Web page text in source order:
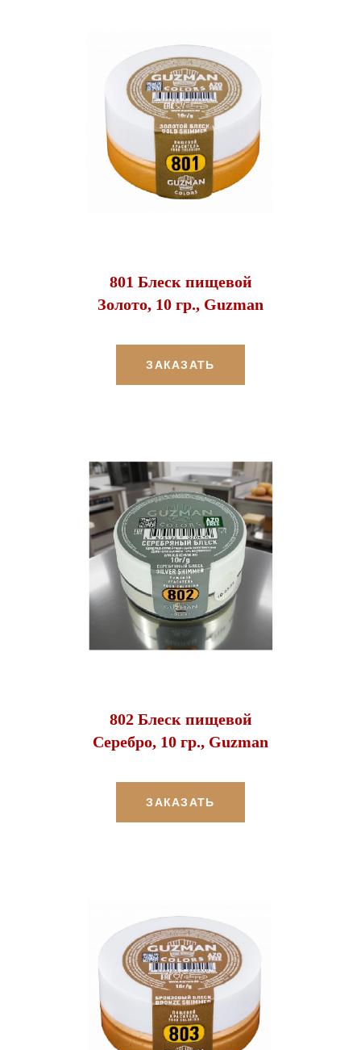
801 Блеск пищевой
Золото, 10 гр., Guzman
ЗАКАЗАТЬ
802 Блеск пищевой
Серебро, 10 гр., Guzman
ЗАКАЗАТЬ